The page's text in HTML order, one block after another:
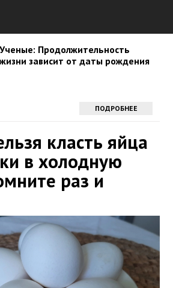
Ученые: Продолжительность
зависит от даты рождения
ПОДРОБНЕЕ
класть яйца
в холодную
раз и